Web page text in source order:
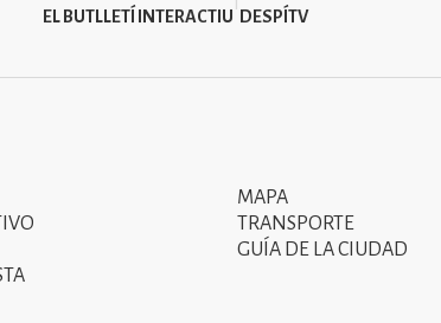
EL BUTLLETÍ INTERACTIU DESPÍTV
Segon
menú
MAPA
TRANSPORTE
GUÍA DE LA CIUDAD